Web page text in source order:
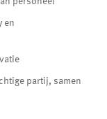
en
partij, samen